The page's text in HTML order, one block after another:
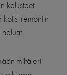
kalusteet
kotisi remontin
haluat.
miltä eri